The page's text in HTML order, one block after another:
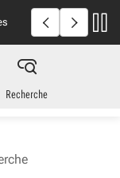
Incendies en
utiles
Recherche